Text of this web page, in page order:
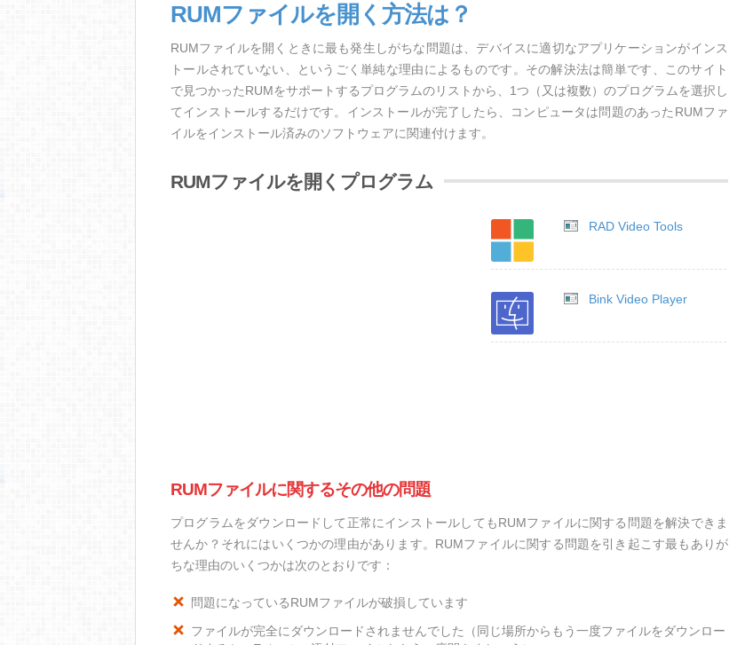
RUMファイルを開く方法は？
RUMファイルを開くときに最も発生しがちな問題は、デバイスに適切なアプリケーションがインス
トールされていない、というごく単純な理由によるものです。その解決法は簡単です、このサイト
で見つかったRUMをサポートするプログラムのリストから、1つ（又は複数）のプログラムを選択し
てインストールするだけです。インストールが完了したら、コンピュータは問題のあったRUMファ
イルをインストール済みのソフトウェアに関連付けます。
RUMファイルを開くプログラム
RAD Video Tools
Bink Video Player
RUMファイルに関するその他の問題
プログラムをダウンロードして正常にインストールしてもRUMファイルに関する問題を解決できま
せんか？それにはいくつかの理由があります。RUMファイルに関する問題を引き起こす最もありが
ちな理由のいくつかは次のとおりです：
問題になっているRUMファイルが破損しています
ファイルが完全にダウンロードされませんでした（同じ場所からもう一度ファイルをダウンロー